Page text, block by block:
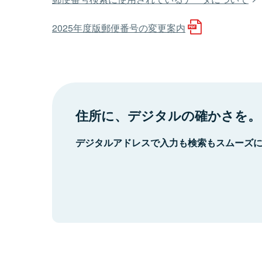
2025年度版郵便番号の変更案内
住所に、デジタルの確かさを。
デジタルアドレスで入力も検索もスムーズ